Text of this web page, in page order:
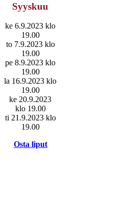
Syyskuu
ke 6.9.2023 klo
19.00
to 7.9.2023 klo
19.00
pe 8.9.2023 klo
19.00
la 16.9.2023 klo
19.00
ke 20.9.2023
klo 19.00
ti 21.9.2023 klo
19.00
Osta liput